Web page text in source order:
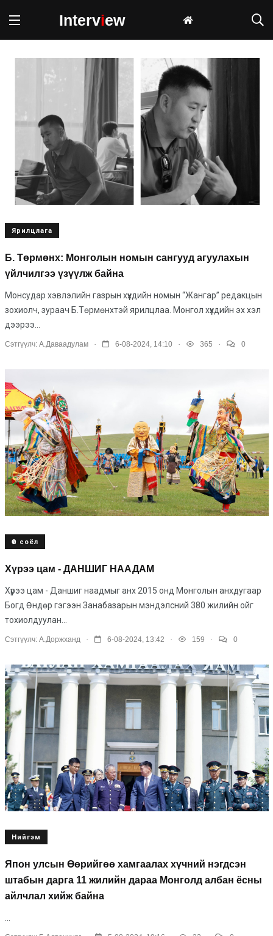
Interview
Ярилцлага
Б. Төрмөнх: Монголын номын сангууд агуулахын
үйлчилгээ үзүүлж байна
Монсудар хэвлэлийн газрын хүүхдийн номын “Жангар” редакцын
зохиолч, зураач Б.Төрмөнхтэй ярилцлаа. Монгол хүүхдийн эх хэл
дээрээ...
Сэтгүүлч: А.Даваадулам . 6-08-2024, 14:10 . 365 . 0
Өв соёл
Хүрээ цам - ДАНШИГ НААДАМ
Хүрээ цам - Даншиг наадмыг анх 2015 онд Монголын анхдугаар
Богд Өндөр гэгээн Занабазарын мэндэлсний 380 жилийн ойг
тохиолдуулан...
Сэтгүүлч: А.Доржханд . 6-08-2024, 13:42 . 159 . 0
Нийгэм
Япон улсын Өөрийгөө хамгаалах хүчний нэгдсэн
штабын дарга 11 жилийн дараа Монголд албан ёсны
айлчлал хийж байна